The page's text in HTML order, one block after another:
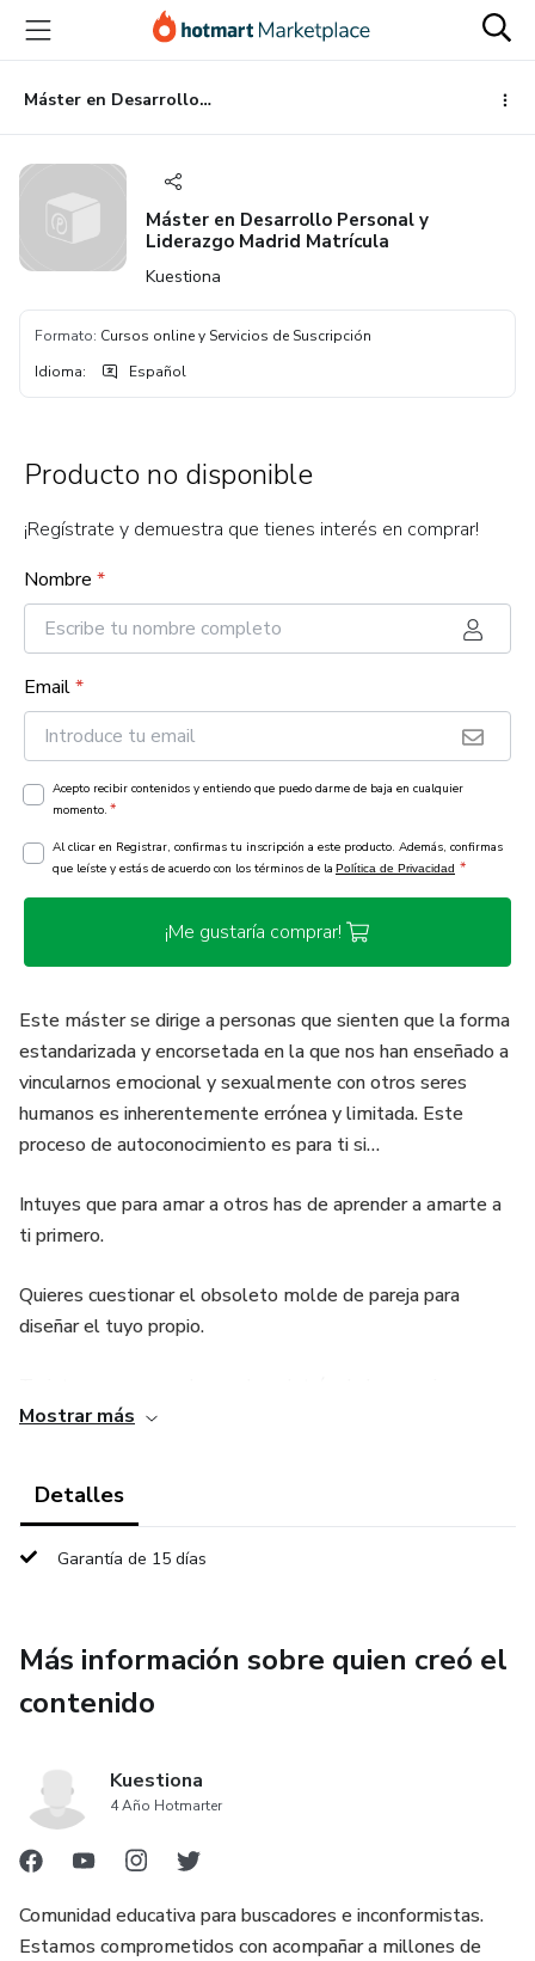
principal
página
de
página
Máster en Desarrollo Personal y Liderazgo Madrid Matrícula
Máster en Desarrollo Personal y
Liderazgo Madrid Matrícula
Kuestiona
Formato: Cursos online y Servicios de Suscripción
Idioma: Español
Producto no disponible
¡Regístrate y demuestra que tienes interés en comprar!
Nombre *
Email*
Acepto recibir contenidos y entiendo que puedo darme de baja en cualquier
momento. *
Al clicar en Registrar, confirmas tu inscripción a este producto. Además, confirmas
que leíste y estás de acuerdo con los términos de la Política de Privacidad *
¡Me gustaría comprar!
Este máster se dirige a personas que sienten que la forma
estandarizada y encorsetada en la que nos han enseñado a
vincularnos emocional y sexualmente con otros seres
humanos es inherentemente errónea y limitada. Este
proceso de autoconocimiento es para ti si…
Intuyes que para amar a otros has de aprender a amarte a
ti primero.
Quieres cuestionar el obsoleto molde de pareja para
diseñar el tuyo propio.
verdaderamente felices.
tomar al respecto.
Se ha apagado la llama de tu relación y deseas volverla a
Acabas de pasar por una ruptura sentimental y necesitas
rehacerte.
monotonía.
sentimental.
Te dedicas al coaching de parejas y quieres inspirar a través
Mostrar más
Detalles
Garantía de 15 días
Más información sobre quien creó el
contenido
Kuestiona
4 Año Hotmarter
Comunidad educativa para buscadores e inconformistas.
Estamos comprometidos con acompañar a millones de